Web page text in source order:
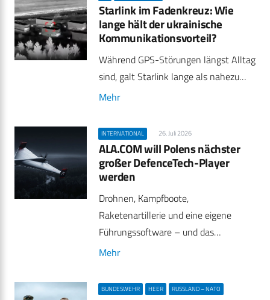
Starlink im Fadenkreuz: Wie
lange hält der ukrainische
Kommunikationsvorteil?
Während GPS-Störungen längst Alltag
sind, galt Starlink lange als nahezu…
Mehr
INTERNATIONAL 26. Juli 2026
ALA.COM will Polens nächster
großer DefenceTech-Player
werden
Drohnen, Kampfboote,
Raketenartillerie und eine eigene
Führungssoftware – und das…
Mehr
BUNDESWEHR HEER RUSSLAND – NATO